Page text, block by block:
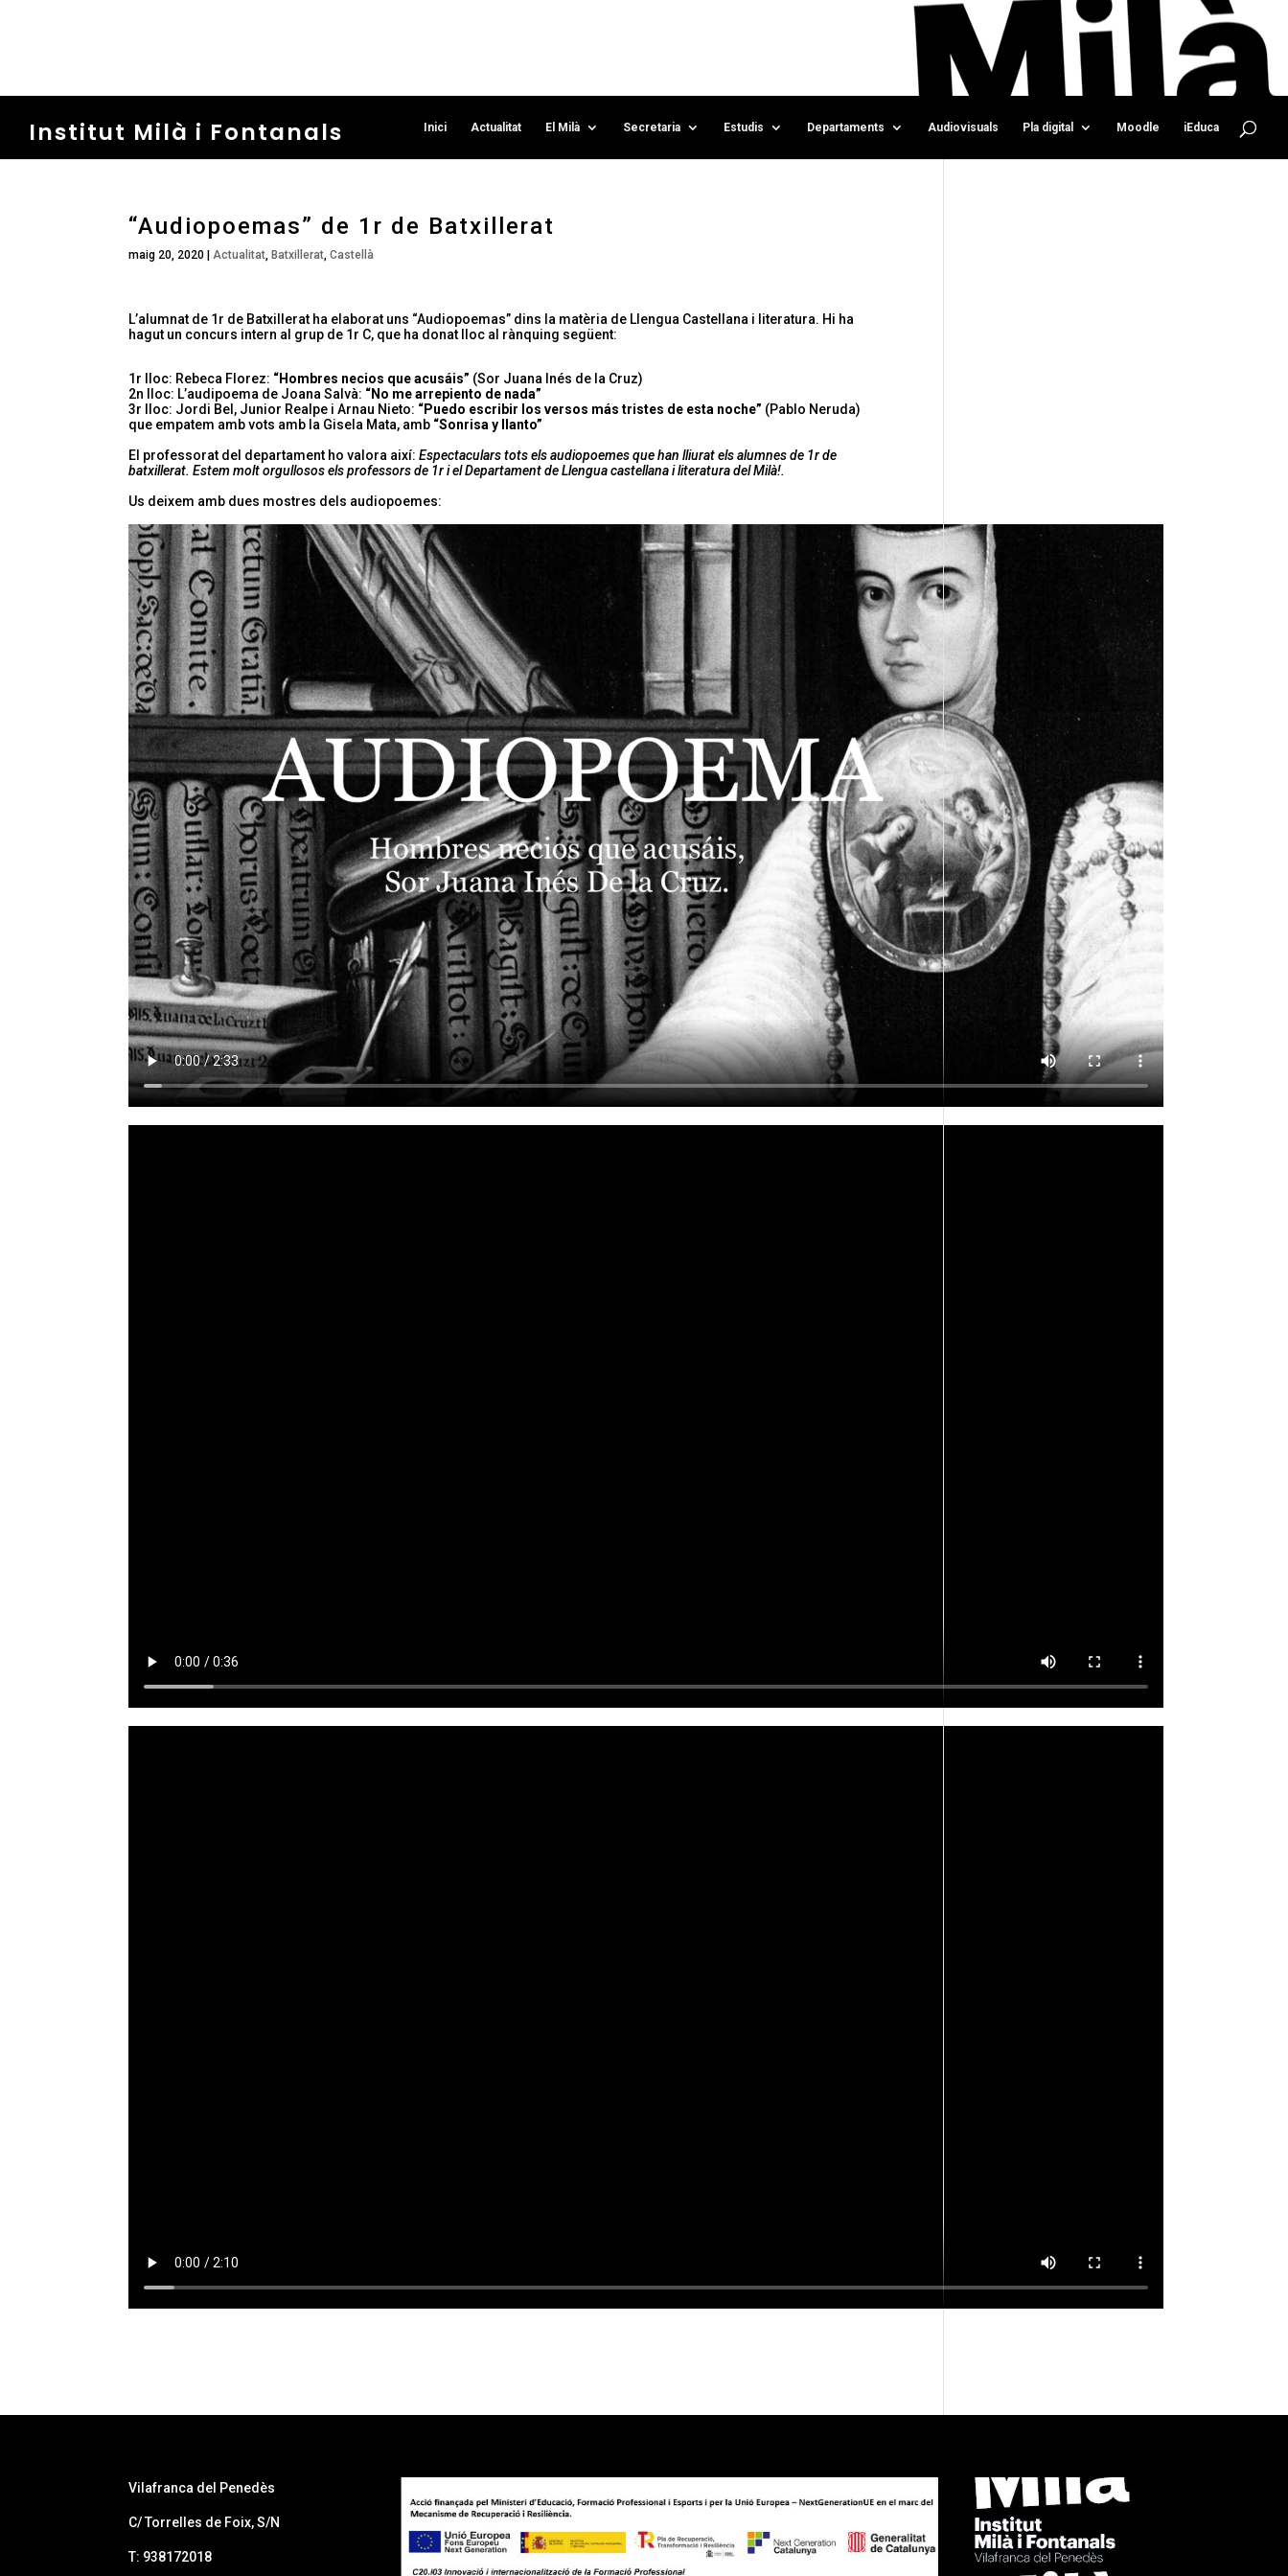
Institut Milà i Fontanals Inici Actualitat El Milà Secretaria Estudis Departaments Audiovisuals Pla digital Moodle iEduca
“Audiopoemas” de 1r de Batxillerat
maig 20, 2020 |Actualitat, Batxillerat,Castellà
L’alumnat de 1r de Batxillerat ha elaborat uns “Audiopoemas” dins la matèria de Llengua Castellana i literatura. Hi ha
hagut un concurs intern al grup de 1r C, que ha donat lloc al rànquing següent:
1r lloc: Rebeca Florez: “Hombres necios que acusáis” (Sor Juana Inés de la Cruz)
2n lloc: L’audipoema de Joana Salvà: “No me arrepiento de nada”
3r lloc: Jordi Bel, Junior Realpe i Arnau Nieto: “Puedo escribir los versos más tristes de esta noche” (Pablo Neruda)
que empatem amb vots amb la Gisela Mata, amb “Sonrisa y llanto”
El professorat del departament ho valora així:Espectaculars tots els audiopoemes que han lliurat els alumnes de 1r de
batxillerat. Estem molt orgullosos els professors de 1r i el Departament de Llengua castellana i literatura del Milà!.
Us deixem amb dues mostres dels audiopoemes:
Vilafranca del Penedès
C/ Torrelles de Foix, S/N
T: 938172018